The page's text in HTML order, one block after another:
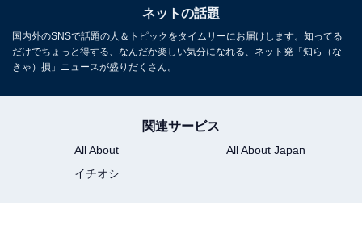
ネットの話題
国内外のSNSで話題の人＆トピックをタイムリーにお届けします。知ってる
だけでちょっと得する、なんだか楽しい気分になれる、ネット発「知ら（な
きゃ）損」ニュースが盛りだくさん。
関連サービス
All About
All About Japan
イチオシ